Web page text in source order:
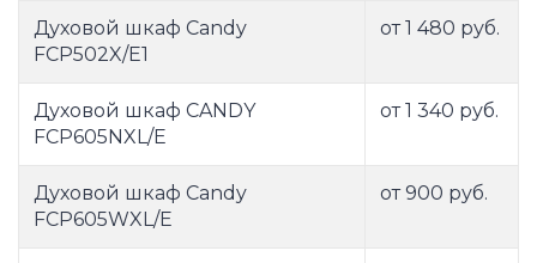
Духовой шкаф Candy
FCP502X/E1
от 1 480 руб.
Духовой шкаф CANDY
FCP605NXL/E
от 1 340 руб.
Духовой шкаф Candy
FCP605WXL/E
от 900 руб.